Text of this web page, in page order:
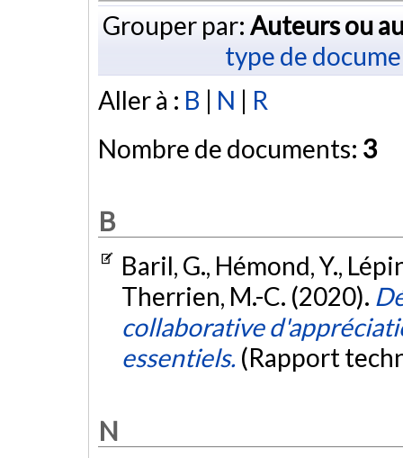
Grouper par: Auteurs ou
type de
Aller à : B | N | R
Nombre de documents: 3
B
Baril, G., Hémond, Y.,
Therrien, M.-C. (2020).
collaborative
essentiels. (Rapport
N